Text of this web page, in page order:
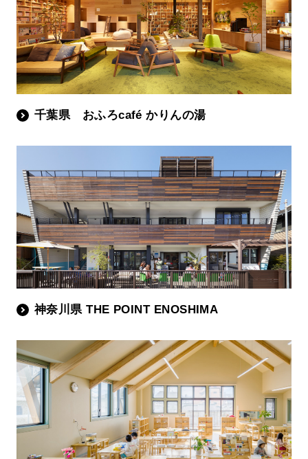
千葉県 おふろcafé かりんの湯
神奈川県 THE POINT ENOSHIMA